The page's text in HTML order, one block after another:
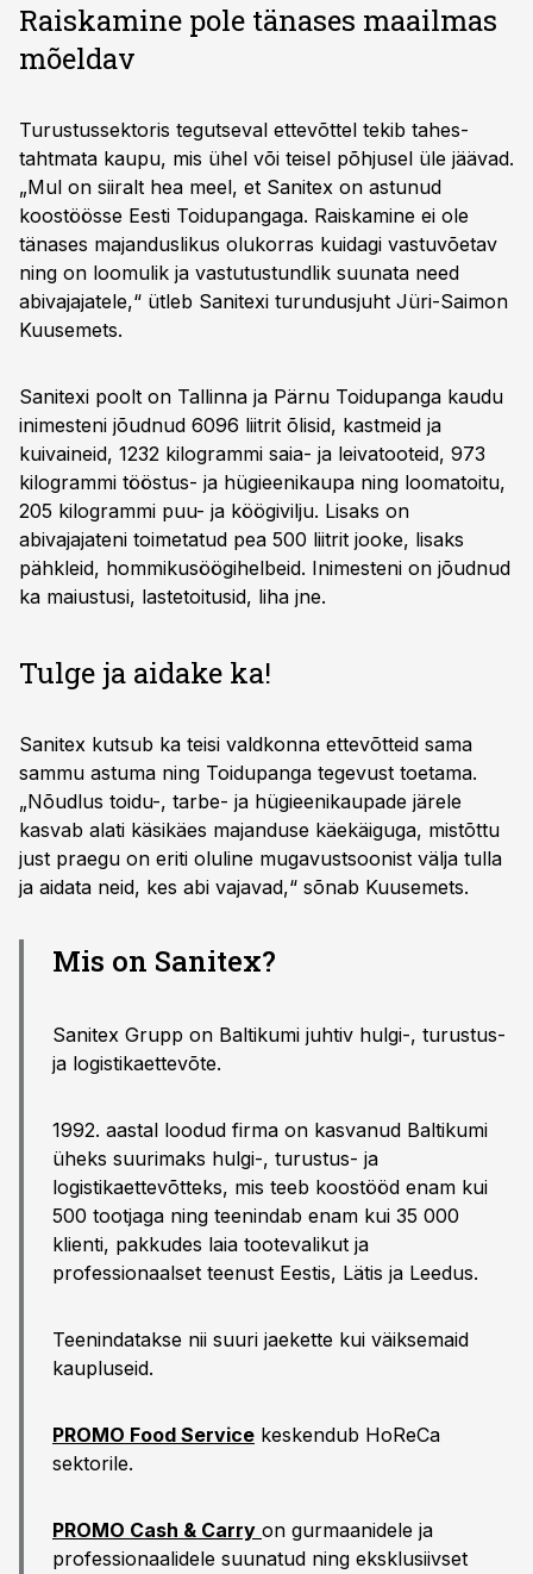
Raiskamine pole tänases maailmas
mõeldav
Turustussektoris tegutseval ettevõttel tekib tahes-
tahtmata kaupu, mis ühel või teisel põhjusel üle jäävad.
„Mul on siiralt hea meel, et Sanitex on astunud
koostöösse Eesti Toidupangaga. Raiskamine ei ole
tänases majanduslikus olukorras kuidagi vastuvõetav
ning on loomulik ja vastutustundlik suunata need
abivajajatele,“ ütleb Sanitexi turundusjuht Jüri-Saimon
Kuusemets.
Sanitexi poolt on Tallinna ja Pärnu Toidupanga kaudu
inimesteni jõudnud 6096 liitrit õlisid, kastmeid ja
kuivaineid, 1232 kilogrammi saia- ja leivatooteid, 973
kilogrammi tööstus- ja hügieenikaupa ning loomatoitu,
205 kilogrammi puu- ja köögivilju. Lisaks on
abivajajateni toimetatud pea 500 liitrit jooke, lisaks
pähkleid, hommikusöögihelbeid. Inimesteni on jõudnud
ka maiustusi, lastetoitusid, liha jne.
Tulge ja aidake ka!
Sanitex kutsub ka teisi valdkonna ettevõtteid sama
sammu astuma ning Toidupanga tegevust toetama.
„Nõudlus toidu-, tarbe- ja hügieenikaupade järele
kasvab alati käsikäes majanduse käekäiguga, mistõttu
just praegu on eriti oluline mugavustsoonist välja tulla
ja aidata neid, kes abi vajavad,“ sõnab Kuusemets.
Mis on Sanitex?
Sanitex Grupp on Baltikumi juhtiv hulgi-, turustus-
ja logistikaettevõte.
1992. aastal loodud firma on kasvanud Baltikumi
üheks suurimaks hulgi-, turustus- ja
logistikaettevõtteks, mis teeb koostööd enam kui
500 tootjaga ning teenindab enam kui 35 000
klienti, pakkudes laia tootevalikut ja
professionaalset teenust Eestis, Lätis ja Leedus.
Teenindatakse nii suuri jaekette kui väiksemaid
kaupluseid.
PROMO Food Service keskendub HoReCa
sektorile.
PROMO Cash & Carry on gurmaanidele ja
professionaalidele suunatud ning eksklusiivset